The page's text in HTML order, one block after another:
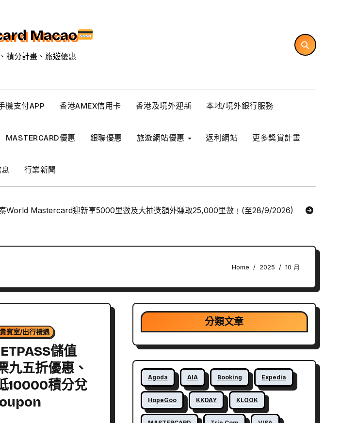
Macao
積分計畫、旅遊優惠
機支付APP 香港AMEX信用卡 香港及境外迎新 本地/境外銀行服務
MASTERCARD優惠 銀聯優惠 旅遊網站優惠 返利網站 更多獎賞計畫
行業新聞
泰World Mastercard迎新享5000里數及大抽獎額外賺取25,000里數﹗(至28/9/2026)
Home 2025 10 月
賓室/出行禮遇
儲值
九五折優惠、
10000積分兌
分類文章
Agoda AIA Booking Expedia
HopeGoo KKDAY KLOOK